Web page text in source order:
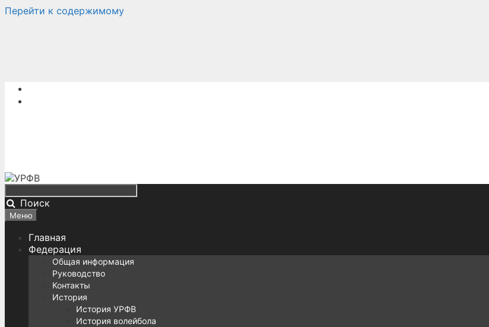
Перейти к содержимому
Поиск
Меню
Главная
Федерация
Общая информация
Руководство
Контакты
История
История УРФВ
История волейбола